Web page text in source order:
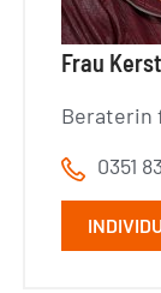
Frau
Beraterin
0351